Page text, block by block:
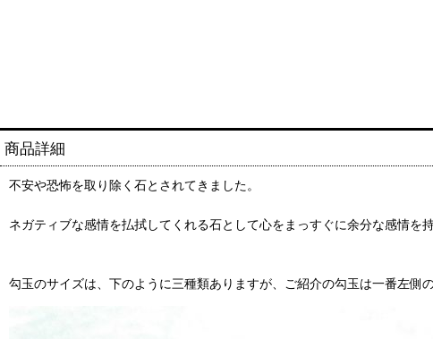
商品詳細
不安や恐怖を取り除く石とされてきました。
ネガティブな感情を払拭してくれる石として心をまっすぐに余分な感情を
勾玉のサイズは、下のように三種類ありますが、ご紹介の勾玉は一番左側の